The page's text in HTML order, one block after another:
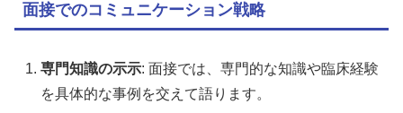
面接でのコミュニケーション戦略
専門知識の示示: 面接では、専門的な知識や臨床経験
を具体的な事例を交えて語ります。